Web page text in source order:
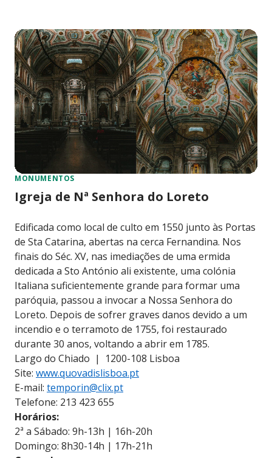
MONUMENTOS
Igreja de Nª Senhora do Loreto
Edificada como local de culto em 1550 junto às Portas
de Sta Catarina, abertas na cerca Fernandina. Nos
finais do Séc. XV, nas imediações de uma ermida
dedicada a Sto António ali existente, uma colónia
Italiana suficientemente grande para formar uma
paróquia, passou a invocar a Nossa Senhora do
Loreto. Depois de sofrer graves danos devido a um
incendio e o terramoto de 1755, foi restaurado
durante 30 anos, voltando a abrir em 1785.
Largo do Chiado | 1200-108 Lisboa
Site: www.quovadislisboa.pt
E-mail: temporin@clix.pt
Telefone: 213 423 655
Horários:
2ª a Sábado: 9h-13h | 16h-20h
Domingo: 8h30-14h | 17h-21h